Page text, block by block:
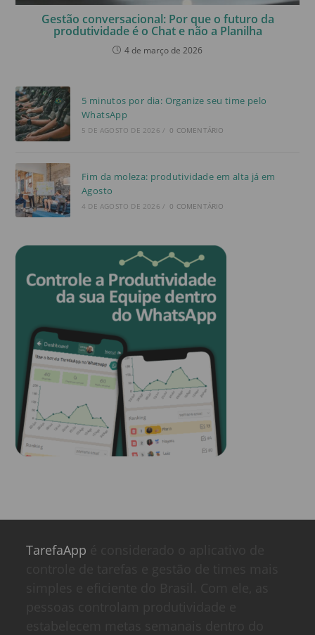
Gestão conversacional: Por que o futuro da
produtividade é o Chat e não a Planilha
4 de março de 2026
5 minutos por dia: Organize seu time pelo
WhatsApp
5 DE AGOSTO DE 2026 / 0 COMENTÁRIO
Fim da moleza: produtividade em alta já em
Agosto
4 DE AGOSTO DE 2026 / 0 COMENTÁRIO
TarefaApp